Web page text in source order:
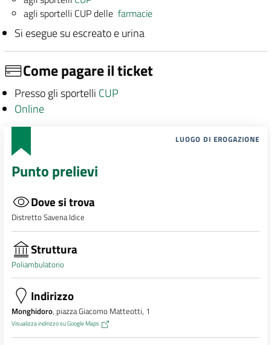
agli sportelli CUP dellefarmacie
Si esegue su escreato e urina
Come pagare il ticket
Presso gli sportelli CUP
Online
LUOGO DI EROGAZIONE
Punto prelievi
Dove si trova
Distretto Savena Idice
Struttura
Poliambulatorio
Indirizzo
Monghidoro, piazza Giacomo Matteotti, 1
Visualizza indirizzo su Google Maps